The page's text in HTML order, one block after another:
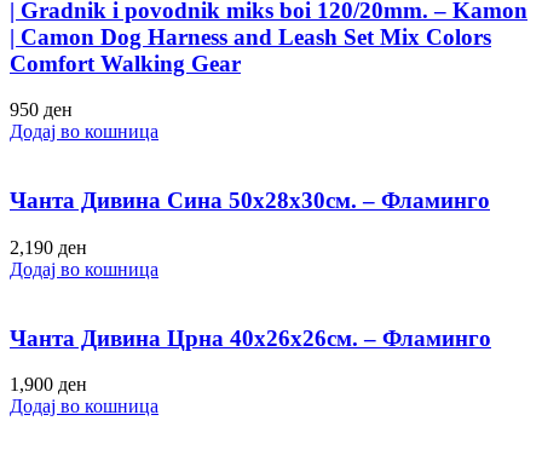
| Gradnik i povodnik miks boi 120/20mm. – Kamon
| Camon Dog Harness and Leash Set Mix Colors
Comfort Walking Gear
950 ден
Додај во кошница
Чанта Дивина Сина 50х28х30см. – Фламинго
2,190 ден
Додај во кошница
Чанта Дивина Црна 40х26х26см. – Фламинго
1,900 ден
Додај во кошница